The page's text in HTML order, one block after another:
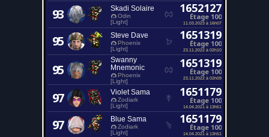
93 Skadi Solaire
Odin
[Light]
1652127
Étage 100
11.03.2023 à 16h07
95 Steve Dave
Phoenix
[Light]
1651319
Étage 100
23.11.2022 à 02h10
95
Swanny
Mnemonic
Phoenix
[Light]
1651319
Étage 100
23.11.2022 à 02h09
97 Violet Sama
Zodiark
[Light]
1651179
Étage 100
14.04.2021 à 13h51
97 Blue Sama
Zodiark
[Light]
1651179
Étage 100
14.04.2021 à 13h51